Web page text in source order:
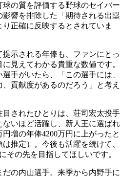
の質を評価する野球のセイバー
影響を排除した「期待される出塁
正確に反映するとされていま
示される年俸も、ファンにとっ
見えてわかる貴重な数値です。
手がいたら、「この選手には、
貢献度があるのだろう」と考え
されたひとりは、荘司宏太投手
いほど活躍し、新人王に選ばれ
増の年俸4200万円に上がったと
推定）。今後も活躍を続けて、
その先を目指してほしいです。
の内山選手。来季から内野手に